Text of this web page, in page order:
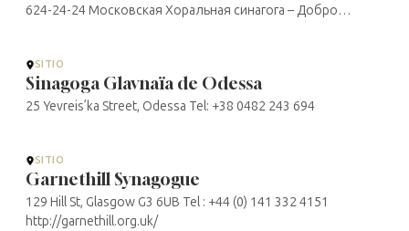
624-24-24 Московская Хоральная синагога – Добро
SITIO
Sinagoga Glavnaïa de Odessa
25 Yevreis’ka Street, Odessa Tel: +38 0482 243 694
SITIO
Garnethill Synagogue
129 Hill St, Glasgow G3 6UB Tel : +44 (0) 141 332 4151
http://garnethill.org.uk/